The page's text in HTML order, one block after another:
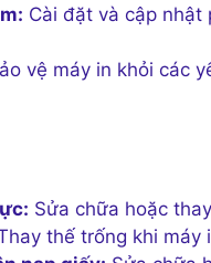
Cài đặt và cập nhật
vệ máy in khỏi các
Sửa chữa hoặc
thế trống khi máy